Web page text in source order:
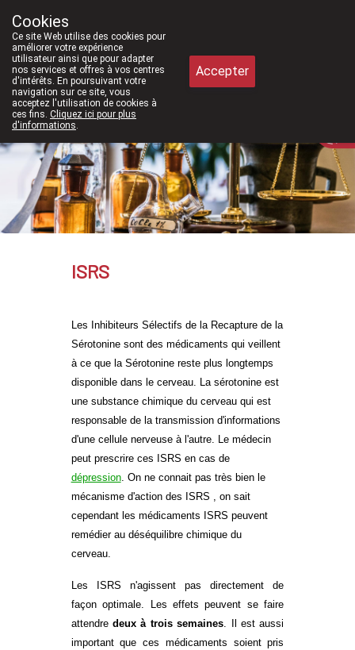
Aujourd'hui A présent
ISRS
Les Inhibiteurs Sélectifs de la Recapture de la
Sérotonine sont des médicaments qui veillent
à ce que la Sérotonine reste plus longtemps
disponible dans le cerveau. La sérotonine est
une substance chimique du cerveau qui est
responsable de la transmission d'informations
d'une cellule nerveuse à l'autre. Le médecin
peut prescrire ces ISRS en cas de
dépression. On ne connait pas très bien le
mécanisme d'action des ISRS , on sait
cependant les médicaments ISRS peuvent
remédier au déséquilibre chimique du
cerveau.
Les ISRS n'agissent pas directement de
façon optimale. Les effets peuvent se faire
attendre deux à trois semaines. Il est aussi
important que ces médicaments soient pris
Cookies
Ce site Web utilise des cookies pour
améliorer votre expérience
utilisateur ainsi que pour adapter
nos services et offres à vos centres
d'intérêts. En poursuivant votre
navigation sur ce site, vous
acceptez l'utilisation de cookies à
ces fins. Cliquez ici pour plus
d'informations.
Accepter